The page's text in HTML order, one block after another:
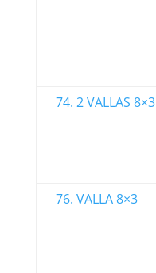
74. 2 VALLAS 8×3
76. VALLA 8×3